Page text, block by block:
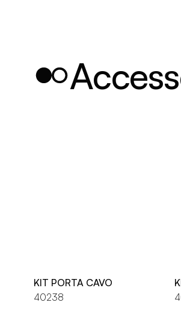
KIT PORTA CAVO
40238